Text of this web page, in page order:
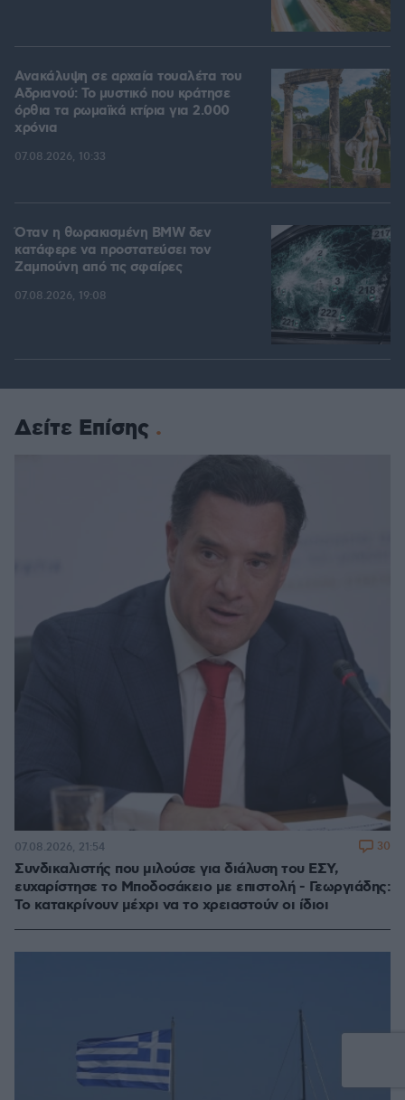
Ανακάλυψη σε αρχαία τουαλέτα του
Αδριανού: Το μυστικό που κράτησε
όρθια τα ρωμαϊκά κτίρια για 2.000
χρόνια
07.08.2026, 10:33
Όταν η θωρακισμένη BMW δεν
κατάφερε να προστατεύσει τον
Ζαμπούνη από τις σφαίρες
07.08.2026, 19:08
Δείτε Επίσης
Συνδικαλιστής που μιλούσε για διάλυση του ΕΣΥ,
ευχαρίστησε το Μποδοσάκειο με επιστολή - Γεωργιάδης:
Το κατακρίνουν μέχρι να το χρειαστούν οι ίδιοι
07.08.2026, 21:54 30